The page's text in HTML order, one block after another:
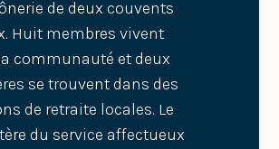
de deux couvents
Huit membres vivent
communauté et deux
se trouvent dans des
de retraite locales. Le
du service affectueux